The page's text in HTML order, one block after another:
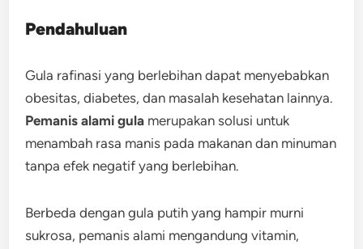
Pendahuluan
Gula rafinasi yang berlebihan dapat menyebabkan
obesitas, diabetes, dan masalah kesehatan lainnya.
Pemanis alami gula merupakan solusi untuk
menambah rasa manis pada makanan dan minuman
tanpa efek negatif yang berlebihan.
Berbeda dengan gula putih yang hampir murni
sukrosa, pemanis alami mengandung vitamin,